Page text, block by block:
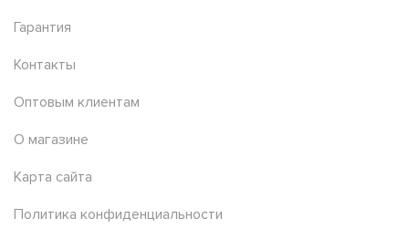
Гарантия
Контакты
Оптовым клиентам
О магазине
Карта сайта
Политика конфиденциальности